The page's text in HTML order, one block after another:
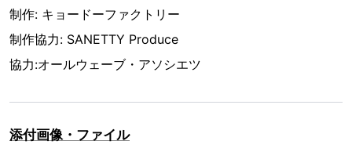
制作: キョードーファクトリー
制作協力: SANETTY Produce
協力:オールウェーブ・アソシエツ
添付画像・ファイル